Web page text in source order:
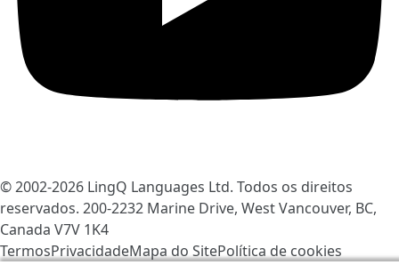
© 2002-2026 LingQ Languages Ltd. Todos os direitos
reservados. 200-2232 Marine Drive, West Vancouver, BC,
Canada V7V 1K4
TermosPrivacidadeMapa do SitePolítica de cookies